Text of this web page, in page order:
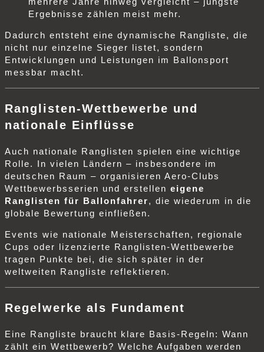
Ergebnisse zählen meist mehr.
Dadurch entsteht eine dynamische Rangliste, die
nicht nur einzelne Sieger listet, sondern
Entwicklungen und Leistungen im Ballonsport
messbar macht.
Ranglisten‑Wettbewerbe und
nationale Einflüsse
Auch nationale Ranglisten spielen eine wichtige
Rolle. In vielen Ländern – insbesondere im
deutschen Raum – organisieren Aero‑Clubs
Wettbewerbsserien und erstellen eigene
Ranglisten für Ballonfahrer, die wiederum in die
globale Bewertung einfließen.
Events wie nationale Meisterschaften, regionale
Cups oder lizenzierte Ranglisten‑Wettbewerbe
tragen Punkte bei, die sich später in der
weltweiten Rangliste reflektieren.
Regelwerke als Fundament
Eine Rangliste braucht klare Basis‑Regeln: Wann
zählt ein Wettbewerb? Welche Aufgaben werden